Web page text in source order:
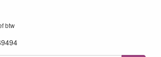
btw